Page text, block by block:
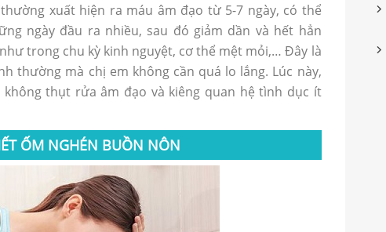
thường xuất hiện ra máu âm đạo từ 5-7 ngày, có thể
ngày đầu ra nhiều, sau đó giảm dần và hết hẳn
trong chu kỳ kinh nguyệt, cơ thể mệt mỏi,… Đây là
thường mà chị em không cần quá lo lắng. Lúc này,
không thụt rửa âm đạo và kiêng quan hệ tình dục ít
ỐM NGHÉN BUỒN NÔN